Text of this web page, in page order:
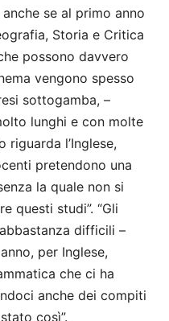
se al primo anno
Storia e Critica
possono davvero
vengono spesso
sottogamba, –
lunghi e con molte
riguarda l’Inglese,
pretendono una
la quale non si
questi studi”. “Gli
difficili –
per Inglese,
che ci ha
anche dei compiti
così”.